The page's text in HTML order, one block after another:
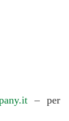
– per